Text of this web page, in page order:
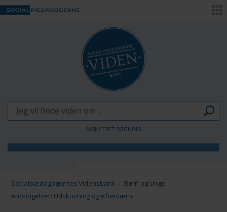
AVANCERET SØGNING
Voksne
Socialpædagogernes Vidensbank
Børn og Unge
Anbringelser: Udskrivning og efterværn